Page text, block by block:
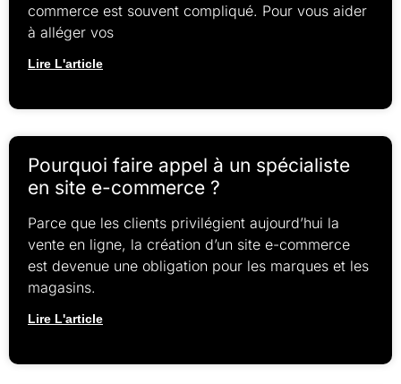
commerce est souvent compliqué. Pour vous aider
à alléger vos
Lire L'article
Pourquoi faire appel à un spécialiste
en site e-commerce ?
Parce que les clients privilégient aujourd’hui la
vente en ligne, la création d’un site e-commerce
est devenue une obligation pour les marques et les
magasins.
Lire L'article